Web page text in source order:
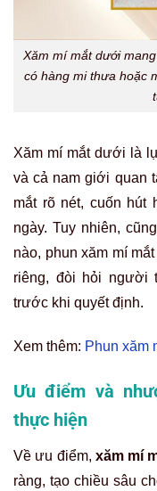
Xăm mí mắt dưới
có hàng mi thưa hoặc
Xăm mí mắt dưới là
và cả nam giới quan
mắt rõ nét, cuốn hút
ngày. Tuy nhiên,
nào, phun xăm mí
riêng, đòi hỏi người
trước khi quyết định.
Xem thêm: Phun xăm
Ưu điểm và
thực hiện
Về ưu điểm, xăm mí
ràng, tạo chiều sâu